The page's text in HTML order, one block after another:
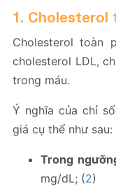
1. Cholesterol
Cholesterol toàn
cholesterol LDL,
trong máu.
Ý nghĩa của chỉ
giá cụ thể như sau:
Trong
mg/dL; (2)